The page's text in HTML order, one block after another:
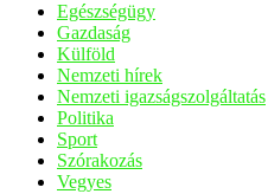
Egészségügy
Gazdaság
Külföld
Nemzeti hírek
Nemzeti igazságszolgáltatás
Politika
Sport
Szórakozás
Vegyes